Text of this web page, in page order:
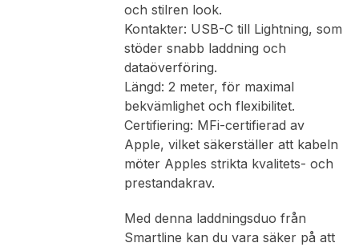
och stilren look.
Kontakter: USB-C till Lightning, som
stöder snabb laddning och
dataöverföring.
Längd: 2 meter, för maximal
bekvämlighet och flexibilitet.
Certifiering: MFi-certifierad av
Apple, vilket säkerställer att kabeln
möter Apples strikta kvalitets- och
prestandakrav.
Med denna laddningsduo från
Smartline kan du vara säker på att